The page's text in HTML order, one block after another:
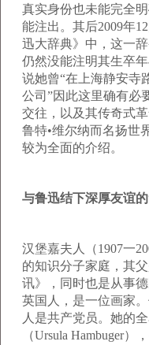
真实身份也未能完全
能注出。其后2009年
迅大辞典》中，这一
仍然没能注明其生卒
说她曾“在上海静安寺
公司”因此这里确有必
交往，以及其传奇式
鲁特•维尔纳而名扬世
较为全面的介绍。
与鲁迅结下深厚友谊
汉堡嘉夫人（1907一
的知识分子家庭，其
讯》，同时也是从事
英国人，是一位画家
人是共产党员。她的
（Ursula Hambuger